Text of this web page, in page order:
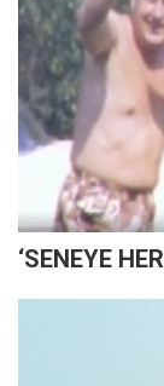
‘SENEYE